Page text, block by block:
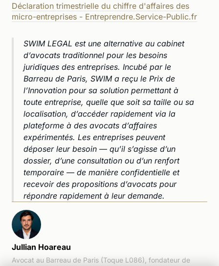
Déclaration trimestrielle du chiffre d'affaires des
micro-entreprises - Entreprendre.Service-Public.fr
SWIM LEGAL est une alternative au cabinet
d’avocats traditionnel pour les besoins
juridiques des entreprises. Incubé par le
Barreau de Paris, SWIM a reçu le Prix de
l’Innovation pour sa solution permettant à
toute entreprise, quelle que soit sa taille ou sa
localisation, d’accéder rapidement via la
plateforme à des avocats d’affaires
expérimentés. Les entreprises peuvent
déposer leur besoin — qu’il s’agisse d’un
dossier, d’une consultation ou d’un renfort
temporaire — de manière confidentielle et
recevoir des propositions d’avocats pour
répondre rapidement à leur demande.
Jullian Hoareau
Avocat au Barreau de Paris (Toque L086), fondateur de